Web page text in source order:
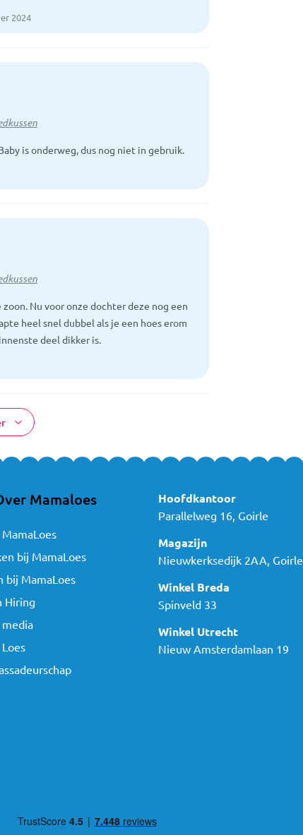
2024
is onderweg, dus nog niet in gebruik.
Nu voor onze dochter deze nog een
heel snel dubbel als je een hoes erom
deel dikker is.
Mamaloes
bij MamaLoes
bij MamaLoes
Hiring
media
Hoofdkantoor
Parallelweg 16, Goirle
Magazijn
Nieuwkerksedijk 2AA, Goirle
Winkel Breda
Spinveld 33
Winkel Utrecht
Nieuw Amsterdamlaan 19